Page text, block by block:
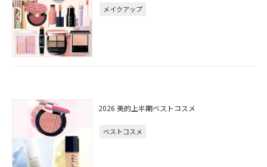
メイクアップ
2026 美的上半期ベストコスメ
ベストコスメ